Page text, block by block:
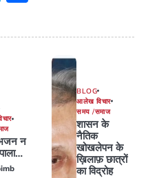
न
BLOG
आलेख विचार
समय /समाज
शासन के
नैतिक
खोखलेपन के
ख़िलाफ़ छात्रों
का विद्रोह